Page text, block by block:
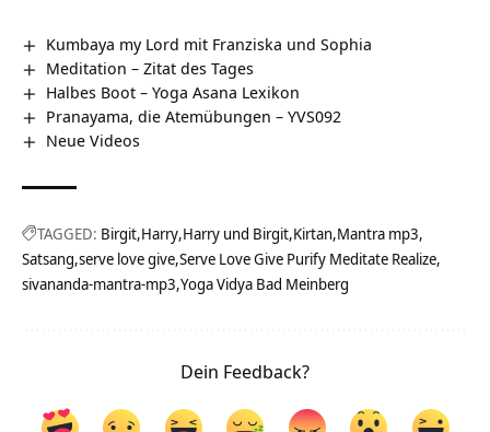
Kumbaya my Lord mit Franziska und Sophia
Meditation – Zitat des Tages
Halbes Boot – Yoga Asana Lexikon
Pranayama, die Atemübungen – YVS092
Neue Videos
TAGGED: Birgit Harry Harry und Birgit Kirtan Mantra mp3
Satsang serve love give Serve Love Give Purify Meditate Realize
sivananda-mantra-mp3 Yoga Vidya Bad Meinberg
Dein Feedback?